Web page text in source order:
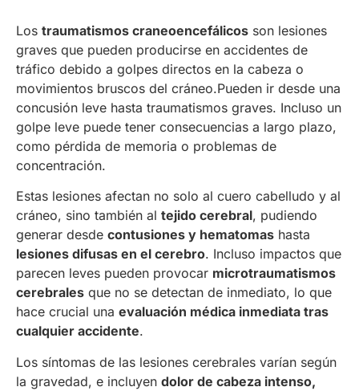
Los traumatismos craneoencefálicos son lesiones
graves que pueden producirse en accidentes de
tráfico debido a golpes directos en la cabeza o
movimientos bruscos del cráneo.Pueden ir desde una
concusión leve hasta traumatismos graves. Incluso un
golpe leve puede tener consecuencias a largo plazo,
como pérdida de memoria o problemas de
concentración.
Estas lesiones afectan no solo al cuero cabelludo y al
cráneo, sino también al tejido cerebral, pudiendo
generar desde contusiones y hematomas hasta
lesiones difusas en el cerebro. Incluso impactos que
parecen leves pueden provocar microtraumatismos
cerebrales que no se detectan de inmediato, lo que
hace crucial una evaluación médica inmediata tras
cualquier accidente.
Los síntomas de las lesiones cerebrales varían según
la gravedad, e incluyen dolor de cabeza intenso,